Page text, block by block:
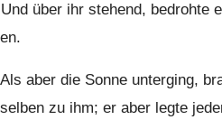
Und über ihr stehend, bedrohte
Als aber die Sonne unterging,
zu ihm; er aber legte